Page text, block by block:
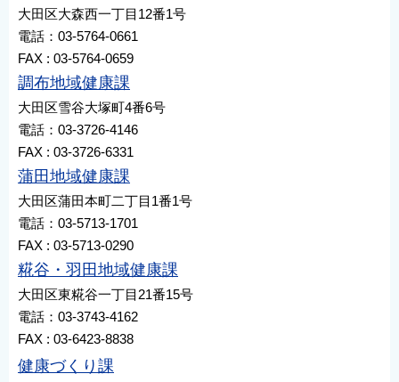
大田区大森西一丁目12番1号
電話：03-5764-0661
FAX : 03-5764-0659
調布地域健康課
大田区雪谷大塚町4番6号
電話：03-3726-4146
FAX : 03-3726-6331
蒲田地域健康課
大田区蒲田本町二丁目1番1号
電話：03-5713-1701
FAX : 03-5713-0290
糀谷・羽田地域健康課
大田区東糀谷一丁目21番15号
電話：03-3743-4162
FAX : 03-6423-8838
健康づくり課